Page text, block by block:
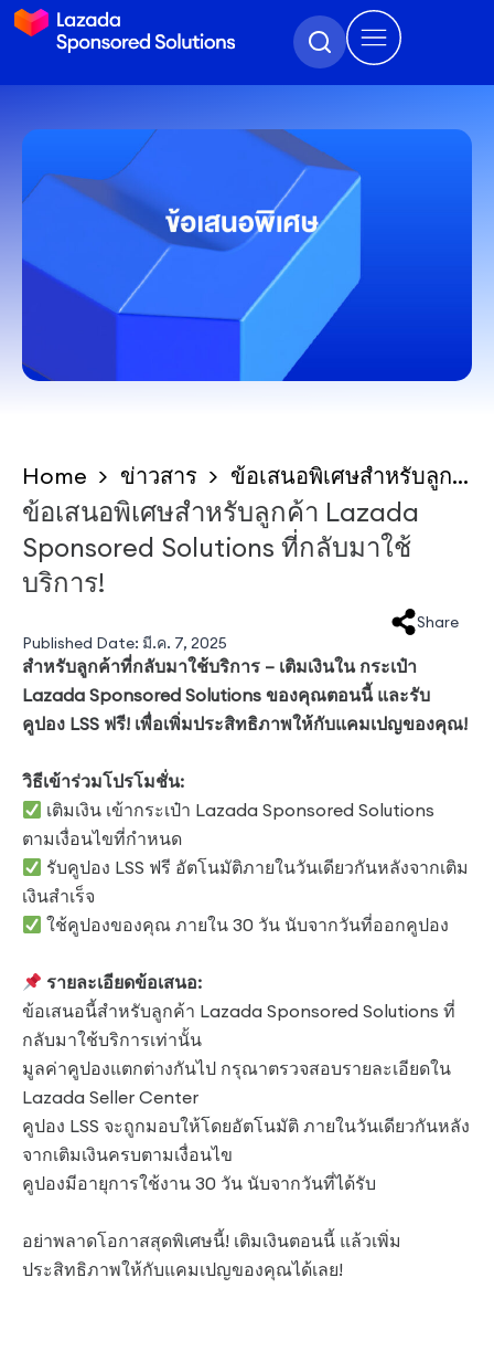
Home ข่าวสาร ข้อเสนอพิเศษสำหรับลูกค้า Lazada Sponsored Solutions ที่กลับมาใช้บริการ!
ข้อเสนอพิเศษสำหรับลูกค้า Lazada
Sponsored Solutions ที่กลับมาใช้
บริการ!
Share
Published Date: มี.ค. 7, 2025
สำหรับลูกค้าที่กลับมาใช้บริการ – เติมเงินใน กระเป๋า
Lazada Sponsored Solutions ของคุณตอนนี้ และรับ
คูปอง LSS ฟรี! เพื่อเพิ่มประสิทธิภาพให้กับแคมเปญของคุณ!
วิธีเข้าร่วมโปรโมชั่น:
เติมเงิน เข้ากระเป๋า Lazada Sponsored Solutions
ตามเงื่อนไขที่กำหนด
รับคูปอง LSS ฟรี อัตโนมัติภายในวันเดียวกันหลังจากเติม
เงินสำเร็จ
ใช้คูปองของคุณ ภายใน 30 วัน นับจากวันที่ออกคูปอง
รายละเอียดข้อเสนอ:
ข้อเสนอนี้สำหรับลูกค้า Lazada Sponsored Solutions ที่
กลับมาใช้บริการเท่านั้น
มูลค่าคูปองแตกต่างกันไป กรุณาตรวจสอบรายละเอียดใน
Lazada Seller Center
คูปอง LSS จะถูกมอบให้โดยอัตโนมัติ ภายในวันเดียวกันหลัง
จากเติมเงินครบตามเงื่อนไข
คูปองมีอายุการใช้งาน 30 วัน นับจากวันที่ได้รับ
อย่าพลาดโอกาสสุดพิเศษนี้! เติมเงินตอนนี้ แล้วเพิ่ม
ประสิทธิภาพให้กับแคมเปญของคุณได้เลย!